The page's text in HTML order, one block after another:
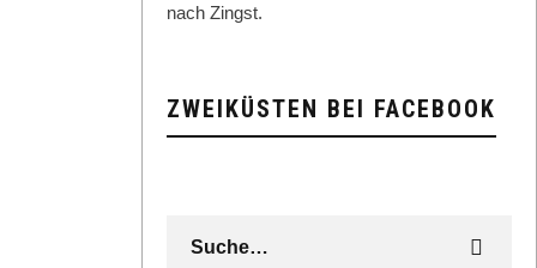
nach Zingst.
ZWEIKÜSTEN BEI FACEBOOK